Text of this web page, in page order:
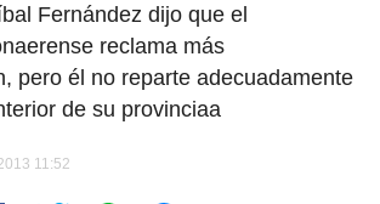
Fernández dijo que el
reclama más
pero él no reparte adecuadamente
de su provinciaa
11:52